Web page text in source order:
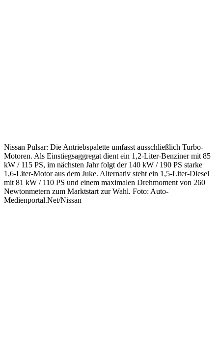
Nissan Pulsar: Die Antriebspalette umfasst ausschließlich Turbo-
Motoren. Als Einstiegsaggregat dient ein 1,2-Liter-Benziner mit 85
kW / 115 PS, im nächsten Jahr folgt der 140 kW / 190 PS starke
1,6-Liter-Motor aus dem Juke. Alternativ steht ein 1,5-Liter-Diesel
mit 81 kW / 110 PS und einem maximalen Drehmoment von 260
Newtonmetern zum Marktstart zur Wahl. Foto: Auto-
Medienportal.Net/Nissan